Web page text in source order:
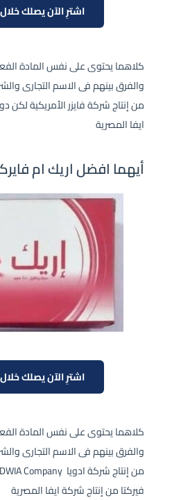
اشترِ الآن يصلك خلال 60 دقيقة!
كلاهما يحتوى على نفس المادة
والفرق بينهم فى الاسم التجارى
من إنتاج شركة فايزر الأمريكية لكن
ايفا المصرية
أيهما افضل اريك ام
اشترِ الآن يصلك خلال 60 دقيقة!
كلاهما يحتوى على نفس المادة
والفرق بينهم فى الاسم التجارى
فيركتا من إنتاج شركة ايفا المصرية